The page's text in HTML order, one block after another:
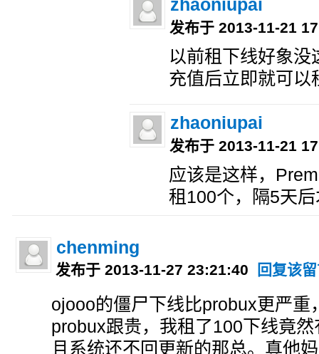
zhaoniupai
发布于 2013-11-21
以前租下线好象没
充值后立即就可以
zhaoniupai
发布于 2013-11-21
应该是这样，
租100个，隔5天
chenming
发布于 2013-11-27 23:21:40 回复该
ojooo的僵尸下线比probux更严重
probux跟贵，我租了100下线竟
且系统还不回更新的那总。真他